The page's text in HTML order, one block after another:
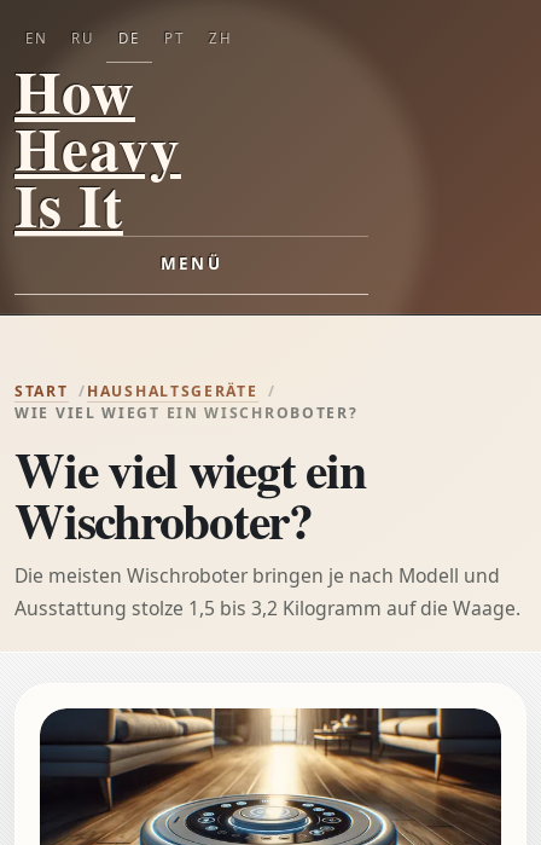
How
Heavy
Is It
MENÜ
EN RU DE PT ZH
START
HAUSHALTSGERÄTE
WIE VIEL WIEGT EIN WISCHROBOTER?
Wie viel wiegt ein
Wischroboter?
Die meisten Wischroboter bringen je nach Modell und
Ausstattung stolze 1,5 bis 3,2 Kilogramm auf die Waage.